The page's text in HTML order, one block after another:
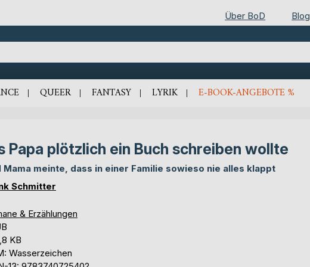
Über BoD Blog
QUEER FANTASY LYRIK E-BOOK-ANGEBOTE %
Papa plötzlich ein Buch schreiben wollte
Mama meinte, dass in einer Familie sowieso nie alles klappt
Schmitter
& Erzählungen
KB
Wasserzeichen